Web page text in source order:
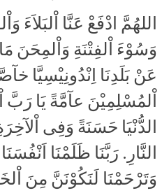
اللهُمَّ ادْفَعْ عَنَّا اْلبَلاَءَ
وَسُوْءَ اْلفِتْنَةِ وَاْلمِحَنَ
عَنْ بَلَدِنَا اِنْدُونِيْسِيَّا
اْلمُسْلِمِيْنَ عآمَّةً يَا رَبَّ
الدُّنْيَا حَسَنَةً وَفِى
النَّارِ. رَبَّنَا ظَلَمْنَا
وَتَرْحَمْنَا لَنَكُوْنَنَّ مِنَ